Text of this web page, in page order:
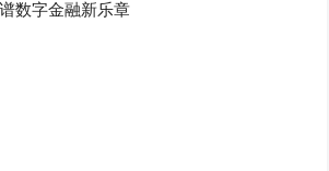
数字金融新乐章